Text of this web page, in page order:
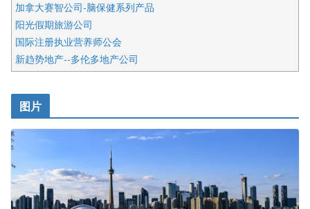
加拿大赛智公司-脑保健系列产品
阳光假期旅游公司
国际注册执业营养师公会
新趋势地产--多伦多地产公司
开明车行KS CAR SALES & SERVICE
健健宝公司
皇后金融集团
正点印艺设计
图片